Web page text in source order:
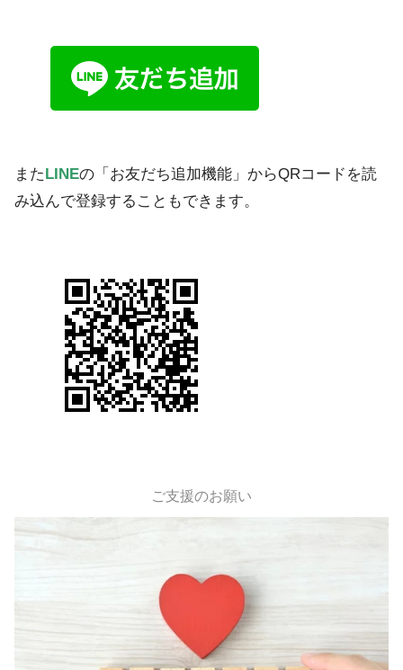
またLINEの「お友だち追加機能」からQRコードを読
み込んで登録することもできます。
ご支援のお願い